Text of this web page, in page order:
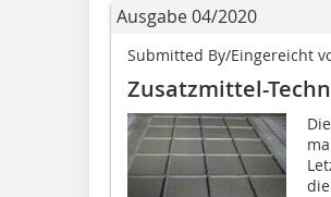
Ausgabe 04/2020
Submitted By/Eingereicht
Zusatzmittel-